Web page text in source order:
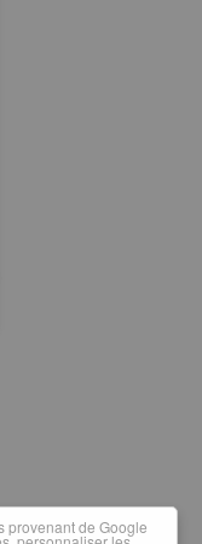
provenant de Google